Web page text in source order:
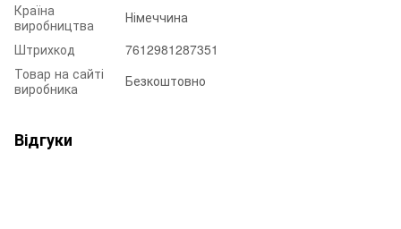
Країна
виробництва
Німеччина
Штрихкод
7612981287351
Товар на сайті
виробника
Безкоштовно
Відгуки